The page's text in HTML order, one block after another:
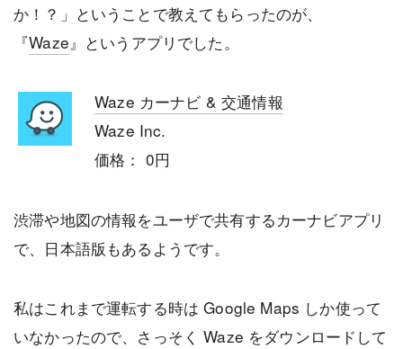
か！？」ということで教えてもらったのが、
『Waze 』というアプリでした。
Waze カーナビ & 交通情報
Waze Inc.
価格： 0円
渋滞や地図の情報をユーザで共有するカーナビアプリ
で、日本語版もあるようです。
私はこれまで運転する時は Google Maps しか使って
いなかったので、さっそく Waze をダウンロードして